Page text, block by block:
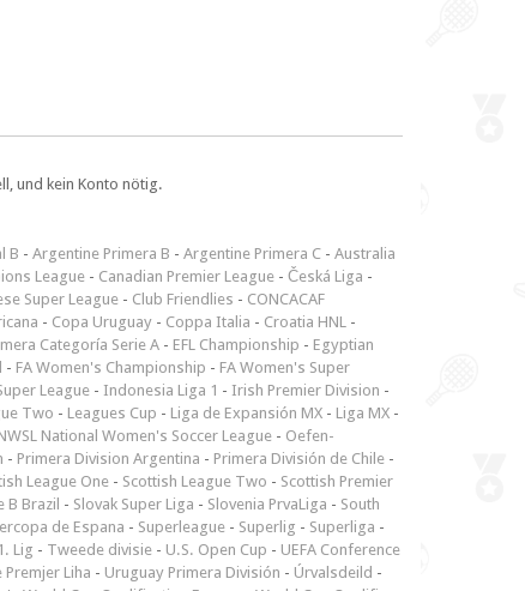
und kein Konto nötig.
B - Argentine Primera B - Argentine Primera C - Australia
League - Canadian Premier League - Česká Liga -
Super League - Club Friendlies - CONCACAF
- Copa Uruguay - Coppa Italia - Croatia HNL -
Categoría Serie A - EFL Championship - Egyptian
- FA Women's Championship - FA Women's Super
League - Indonesia Liga 1 - Irish Premier Division -
Two - Leagues Cup - Liga de Expansión MX - Liga MX -
National Women's Soccer League - Oefen-
- Primera Division Argentina - Primera División de Chile -
League One - Scottish League Two - Scottish Premier
B Brazil - Slovak Super Liga - Slovenia PrvaLiga - South
de Espana - Superleague - Superlig - Superliga -
Lig - Tweede divisie - U.S. Open Cup - UEFA Conference
Premjer Liha - Uruguay Primera División - Úrvalsdeild -